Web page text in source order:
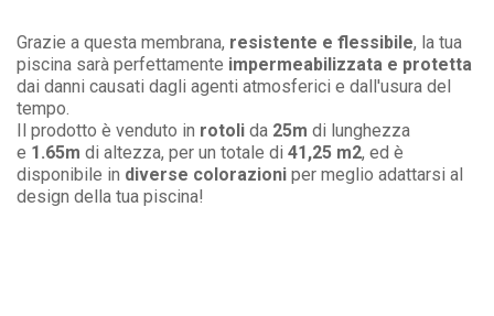
Grazie a questa membrana, resistente e flessibile, la tua
piscina sarà perfettamente impermeabilizzata e protetta
dai danni causati dagli agenti atmosferici e dall'usura del
tempo.
Il prodotto è venduto in rotoli da 25m di lunghezza
e 1.65m di altezza, per un totale di 41,25 m2, ed è
disponibile in diverse colorazioni per meglio adattarsi al
design della tua piscina!